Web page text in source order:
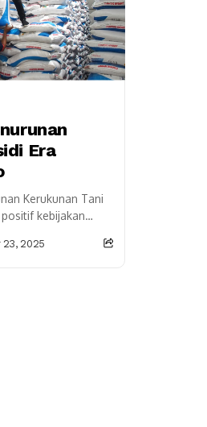
Era
Kerukunan Tani
kebijakan
harga eceran
2025